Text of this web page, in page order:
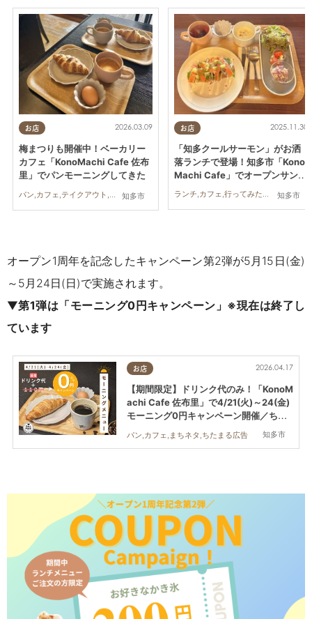
お店
知多市
2026.03.09
梅まつりも開催中！ベーカリー
カフェ「KonoMachi Cafe 佐布
里」でパンモーニングしてきた
パン,カフェ,テイクアウト,イベント,自然,行ってみたレポ
お店
知多市
2025.11.30
「知多クールサーモン」がお洒
落ランチで登場！知多市「Kono
Machi Cafe」でオープンサンド
ランチ,カフェ,行ってみたレポ,カップル,おひとりさま,友人
オープン1周年を記念したキャンペーン第2弾が5月15日(金)
～5月24日(日)で実施されます。
▼第1弾は「モーニング0円キャンペーン」※現在は終了し
ています
お店
知多市
2026.04.17
【期間限定】ドリンク代のみ！「KonoM
achi Cafe 佐布里」で4/21(火)～24(金)
モーニング0円キャンペーン開催／ちた
パン,カフェ,まちネタ,ちたまる広告